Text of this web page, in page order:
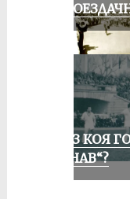
ПРЕЗ КОЯ
„ДУНАВ“?